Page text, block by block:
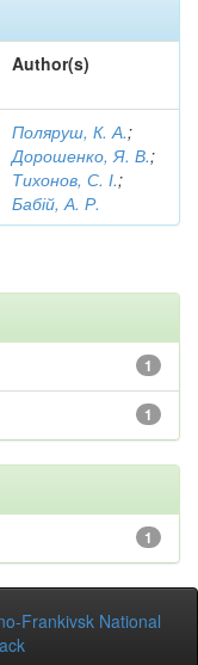
Author(s)
Поляруш, К. А.;
Дорошенко, Я. В.;
Тихонов, С. І.;
Бабій, А. Р.
1
1
1
Frankivsk National